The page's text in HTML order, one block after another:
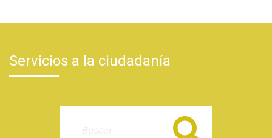
Servicios a la ciudadanía
Buscar